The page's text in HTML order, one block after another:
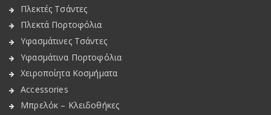
Πλεκτές Τσάντες
Πλεκτά Πορτοφόλια
Υφασμάτινες Τσάντες
Υφασμάτινα Πορτοφόλια
Χειροποίητα Κοσμήματα
Accessories
Μπρελόκ – Κλειδοθήκες